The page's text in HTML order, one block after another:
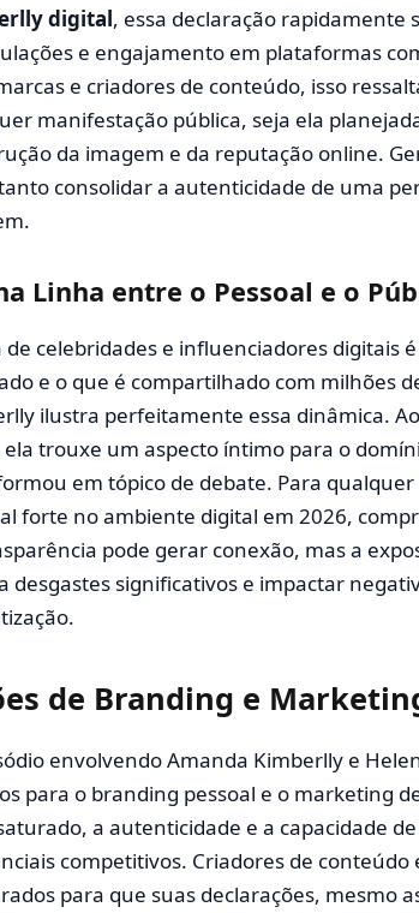
digital, essa declaração rapidamente
e engajamento em plataformas
e criadores de conteúdo, isso
manifestação pública, seja ela
da imagem e da reputação online.
consolidar a autenticidade de uma
Linha entre o Pessoal e o
de celebridades e influenciadores digitais
e o que é compartilhado com milhões
ilustra perfeitamente essa dinâmica.
ela trouxe um aspecto íntimo para o
em tópico de debate. Para
forte no ambiente digital em 2026,
pode gerar conexão, mas a
desgastes significativos e impactar
de Branding e
envolvendo Amanda Kimberlly e
para o branding pessoal e o marketing
a autenticidade e a capacidade
competitivos. Criadores de
para que suas declarações, mesmo